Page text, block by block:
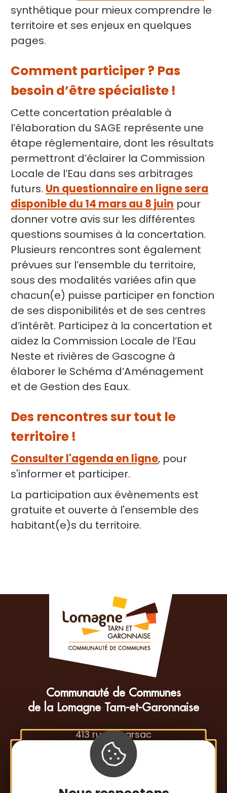
synthétique pour mieux comprendre le
territoire et ses enjeux en quelques
pages.
Comment participer ? Pas
besoin d’être spécialiste !
Cette concertation préalable à
l’élaboration du SAGE représente une
étape réglementaire, dont les résultats
permettront d’éclairer la Commission
Locale de l’Eau dans ses arbitrages
futurs. Un questionnaire en ligne sera
disponible du 14 mars au 8 juin pour
donner votre avis sur les différentes
questions soumises à la concertation.
Plusieurs rencontres sont également
prévues sur l’ensemble du territoire,
sous des modalités variées afin que
chacun(e) puisse participer en fonction
de ses disponibilités et de ses centres
d’intérêt. Participez à la concertation et
aidez la Commission Locale de l’Eau
Neste et rivières de Gascogne à
élaborer le Schéma d’Aménagement
et de Gestion des Eaux.
Des rencontres sur tout le
territoire !
Consulter l'agenda en ligne, pour
s'informer et participer.
La participation aux évènements est
gratuite et ouverte à l'ensemble des
habitant(e)s du territoire.
Communauté de Communes
de la Lomagne Tarn-et-Garonnaise
413 rue Esparsac
82500 Beaumont-de-Lomagne
Tél. : 05 63 65 34 26